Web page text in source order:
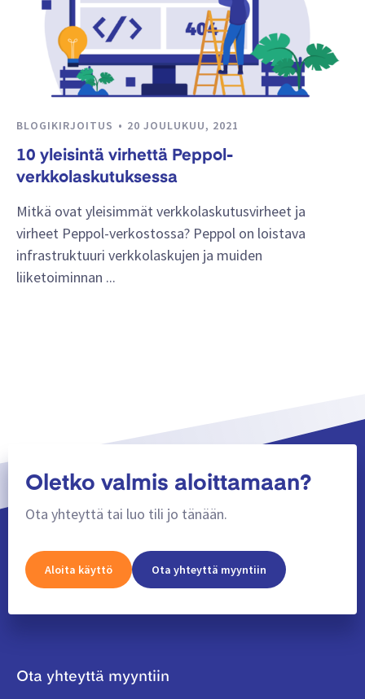
BLOGIKIRJOITUS 20 JOULUKUU, 2021
10 yleisintä virhettä Peppol-
verkkolaskutuksessa
Mitkä ovat yleisimmät verkkolaskutusvirheet ja
virheet Peppol-verkostossa? Peppol on loistava
infrastruktuuri verkkolaskujen ja muiden
liiketoiminnan ...
Oletko valmis aloittamaan?
Ota yhteyttä tai luo tili jo tänään.
Aloita käyttö Ota yhteyttä myyntiin
Ota yhteyttä myyntiin